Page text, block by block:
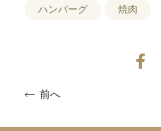
ハンバーグ 焼肉
前へ